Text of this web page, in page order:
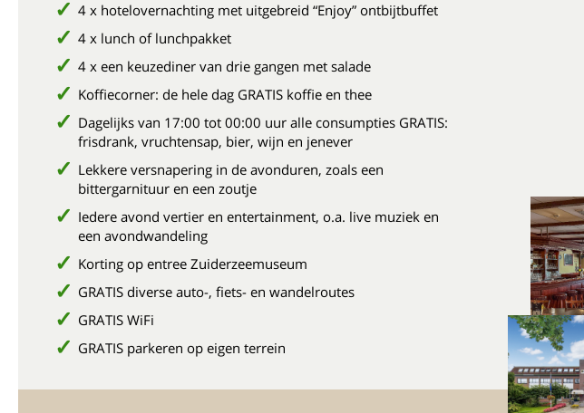
4 x hotelovernachting met uitgebreid “Enjoy” ontbijtbuffet
4 x lunch of lunchpakket
4 x een keuzediner van drie gangen met salade
Koffiecorner: de hele dag GRATIS koffie en thee
Dagelijks van 17:00 tot 00:00 uur alle consumpties GRATIS:
frisdrank, vruchtensap, bier, wijn en jenever
Lekkere versnapering in de avonduren, zoals een
bittergarnituur en een zoutje
Iedere avond vertier en entertainment, o.a. live muziek en
een avondwandeling
Korting op entree Zuiderzeemuseum
GRATIS diverse auto-, fiets- en wandelroutes
GRATIS WiFi
GRATIS parkeren op eigen terrein